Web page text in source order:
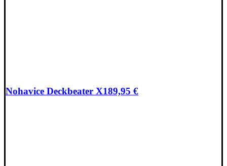
Nohavice Deckbeater X189,95 €